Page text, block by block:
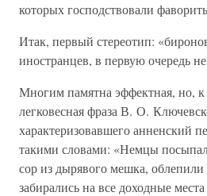
которых господствовали
Итак, первый стереотип:
иностранцев, в первую очередь
Многим памятна эффектная, но,
легковесная фраза В. О.
характеризовавшего анненский
такими словами: «Немцы
сор из дырявого мешка, облепили
забирались на все доходные